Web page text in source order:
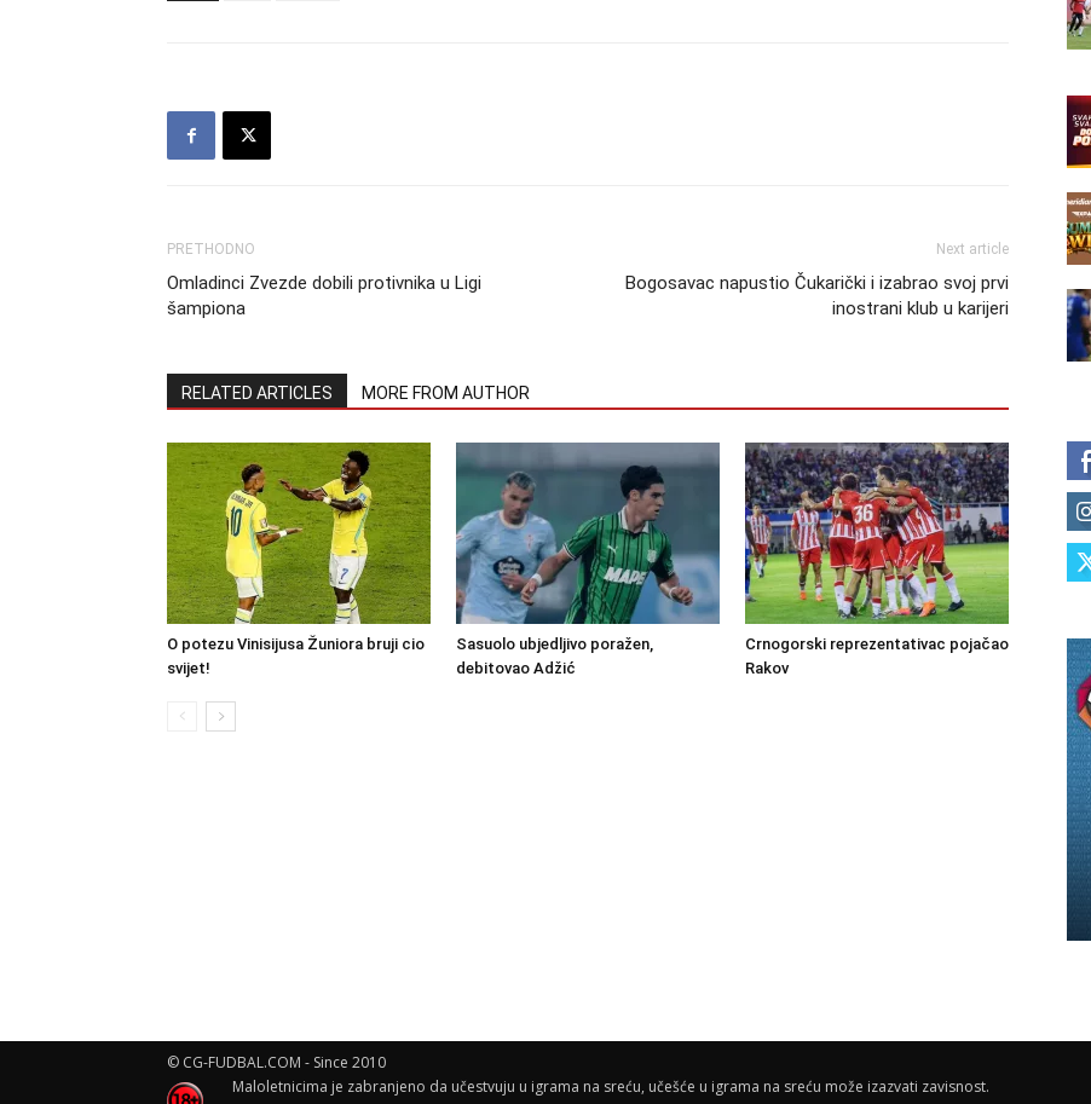
PRETHODNO
Omladinci Zvezde dobili protivnika u Ligi
šampiona
Next article
Bogosavac napustio Čukarički i izabrao svoj prvi
inostrani klub u karijeri
RELATED ARTICLES MORE FROM AUTHOR
O potezu Vinisijusa Žuniora bruji cio
svijet!
Sasuolo ubjedljivo poražen,
debitovao Adžić
Crnogorski reprezentativac pojačao
Rakov
© CG-FUDBAL.COM - Since 2010
Maloletnicima je zabranjeno da učestvuju u igrama na sreću, učešće u igrama na sreću može izazvati zavisnost.